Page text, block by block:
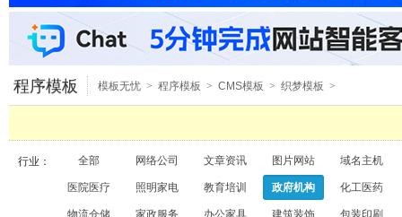
程序模板 模板无忧 > 程序模板 > CMS模板 > 织梦模板 >
行业： 全部 网络公司 文章资讯 图片网站 域名主机
医院医疗 照明家电 教育培训 政府机构 化工医药
物流仓储 家政服务 办公家具 建筑装饰 包装印刷